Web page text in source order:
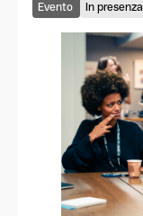
Evento In presenza